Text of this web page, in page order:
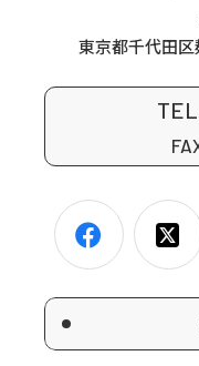
東京都千代田